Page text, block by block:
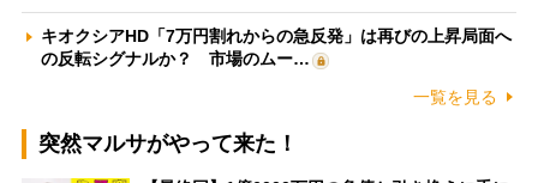
キオクシアHD「7万円割れからの急反発」は再びの上昇局面へ
の反転シグナルか？ 市場のムー…
一覧を見る
突然マルサがやって来た！